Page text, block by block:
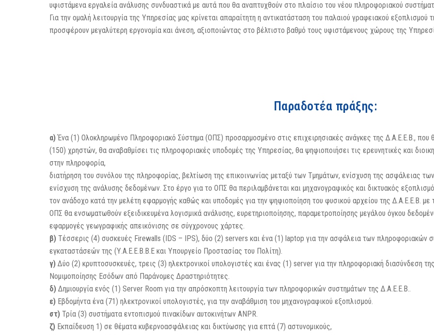
υφιστάμενα εργαλεία ανάλυσης συνδυαστικά με αυτά που θα αναπτυχθούν στο πλαίσιο του νέου πληροφοριακού
Για την ομαλή λειτουργία της Υπηρεσίας μας κρίνεται απαραίτητη η αντικατάσταση του παλαιού γραφειακού
προσφέρουν μεγαλύτερη εργονομία και άνεση, αξιοποιώντας στο βέλτιστο βαθμό τους υφιστάμενους χώρους της
Παραδοτέα πράξης:
α)Ένα (1) Ολοκληρωμένο Πληροφοριακό Σύστημα (ΟΠΣ) προσαρμοσμένο στις επιχειρησιακές ανάγκες της Δ.Α.Ε.Ε.Β., που
(150) χρηστών, θα αναβαθμίσει τις πληροφοριακές υποδομές της Υπηρεσίας, θα ψηφιοποιήσει τις ερευνητικές και
στην πληροφορία,
διατήρηση του συνόλου της πληροφορίας, βελτίωση της επικοινωνίας μεταξύ των Τμημάτων, ενίσχυση της ασφάλειας
ενίσχυση της ανάλυσης δεδομένων. Στο έργο για το ΟΠΣ θα περιλαμβάνεται και μηχανογραφικός και δικτυακός
τον ανάδοχο κατά την μελέτη εφαρμογής καθώς και υποδομές για την ψηφιοποίηση του φυσικού αρχείου της Δ.Α.Ε.Ε.Β.
ΟΠΣ θα ενσωματωθούν εξειδικευμένα λογισμικά ανάλυσης, ευρετηριοποίησης, παραμετροποίησης μεγάλου όγκου
εφαρμογές γεωγραφικής απεικόνισης σε σύγχρονους χάρτες.
β) Τέσσερις (4) συσκευές Firewalls (IDS – IPS), δύο (2) servers και ένα (1) laptop για την ασφάλεια των πληροφοριακών
εγκαταστάσεών της (Υ.Α.Ε.Ε.Β.Β.Ε και Υπουργείο Προστασίας του Πολίτη).
γ) Δύο (2) κρυπτοσυσκευές, τρεις (3) ηλεκτρονικοί υπολογιστές και ένας (1) server για την πληροφοριακή διασύνδεση
Νομιμοποίησης Εσόδων από Παράνομες Δραστηριότητες.
δ) Δημιουργία ενός (1) Server Room για την απρόσκοπτη λειτουργία των πληροφορικών συστημάτων της Δ.Α.Ε.Ε.Β..
ε) Εβδομήντα ένα (71) ηλεκτρονικοί υπολογιστές, για την αναβάθμιση του μηχανογραφικού εξοπλισμού.
στ) Τρία (3) συστήματα εντοπισμού πινακίδων αυτοκινήτων ANPR.
ζ) Εκπαίδευση 1) σε θέματα κυβερνοασφάλειας και δικτύωσης για επτά (7) αστυνομικούς,